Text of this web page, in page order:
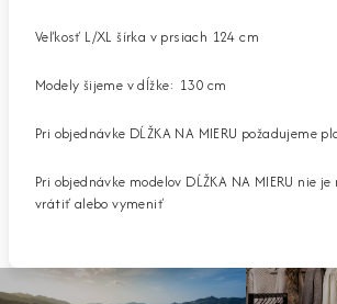
Veľkosť L/XL šírka v prsiach 124 cm
Modely šijeme v dĺžke: 130 cm
Pri objednávke DĹŽKA NA MIERU požadujeme
Pri objednávke modelov DĹŽKA NA MIERU nie je
vrátiť alebo vymeniť